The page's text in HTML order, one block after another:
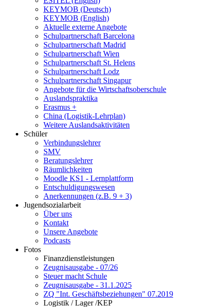
KEYMOB (Deutsch)
KEYMOB (English)
Aktuelle externe Angebote
Schulpartnerschaft Barcelona
Schulpartnerschaft Madrid
Schulpartnerschaft Wien
Schulpartnerschaft St. Helens
Schulpartnerschaft Lodz
Schulpartnerschaft Singapur
Angebote für die Wirtschaftsoberschule
Auslandspraktika
Erasmus +
China (Logistik-Lehrplan)
Weitere Auslandsaktivitäten
Schüler
Verbindungslehrer
SMV
Beratungslehrer
Räumlichkeiten
Moodle KS1 - Lernplattform
Entschuldigungswesen
Anerkennungen (z.B. 9 + 3)
Jugendsozialarbeit
Über uns
Kontakt
Unsere Angebote
Podcasts
Fotos
Finanzdienstleistungen
Zeugnisausgabe - 07/26
Steuer macht Schule
Zeugnisausgabe - 31.1.2025
ZQ "Int. Geschäftsbeziehungen" 07.2019
Logistik / Lager /KEP